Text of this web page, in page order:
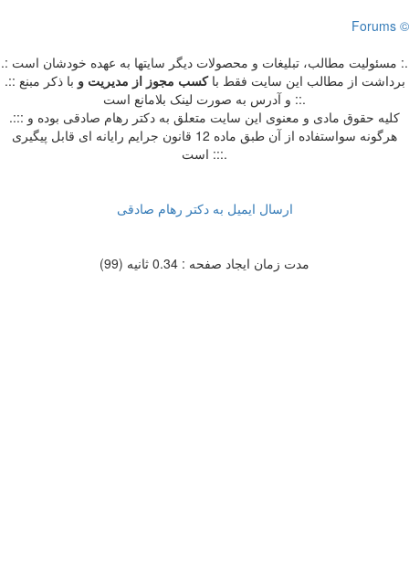
Forums ©
.: مسئوليت مطالب، تبليغات و محصولات ديگر سايتها به عهده خودشان است :.
.:: برداشت از مطالب اين سايت فقط باکسب مجوز از مدیریت و با ذکر مبنع
و آدرس به صورت لینک بلامانع است ::.
.::: کلیه حقوق مادی و معنوی این سایت متعلق به دکتر رهام صادقی بوده و
هرگونه سواستفاده از آن طبق ماده 12 قانون جرایم رایانه ای قابل پیگیری
است :::.
ارسال ایمیل به دکتر رهام صادقی
مدت زمان ایجاد صفحه : 0.34 ثانیه (99)